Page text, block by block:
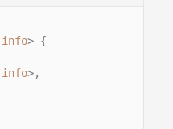
info> {
info>,